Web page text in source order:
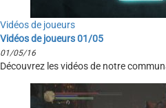
Vidéos de joueurs
Vidéos de joueurs 01/05
01/05/16
Découvrez les vidéos de notre